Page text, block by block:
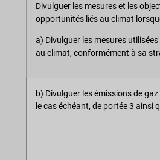
Divulguer les mesures et les
opportunités liés au climat
a) Divulguer les mesures
au climat, conformément à sa
b) Divulguer les émissions de
le cas échéant, de portée 3 ainsi